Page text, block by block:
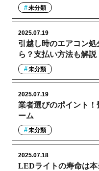
未分類
引越し時のエアコン
ら？支払い方法も解説
2025.07.19
未分類
業者選びのポイント
ーム
2025.07.19
未分類
LEDライトの寿命は
2025.07.18